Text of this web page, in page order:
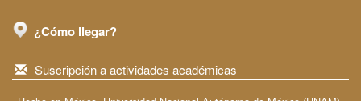
¿Cómo llegar?
Suscripción a actividades académicas